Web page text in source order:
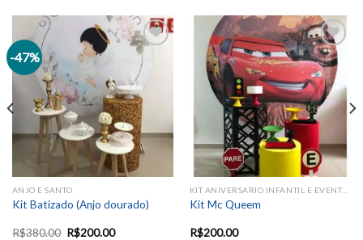
-47%
Add to
wishlist
ANJO E SANTO
Kit Batizado (Anjo dourado)
R$380.00 R$200.00
Add to
wishlist
KIT ANIVERSARIO INFANTIL E EVENTOS SAZONAIS
Kit Mc Queem
R$200.00